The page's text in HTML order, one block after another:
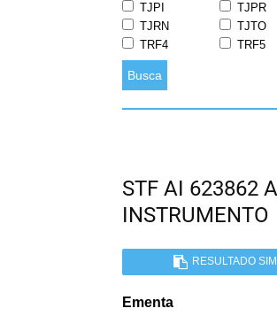
TJPI
TJPR
TJRN
TJTO
TRF4
TRF5
Busca
STF AI 623862
INSTRUMENTO
RESULTADO
Ementa